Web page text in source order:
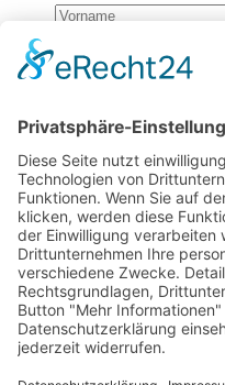
reCaptcha v3-
reCAPTCHA, um Ihre
überprüfen. Dieser
Aktivitäten sammeln.
undstimmen Sie der
fortzufahren.
Zum Newsletter